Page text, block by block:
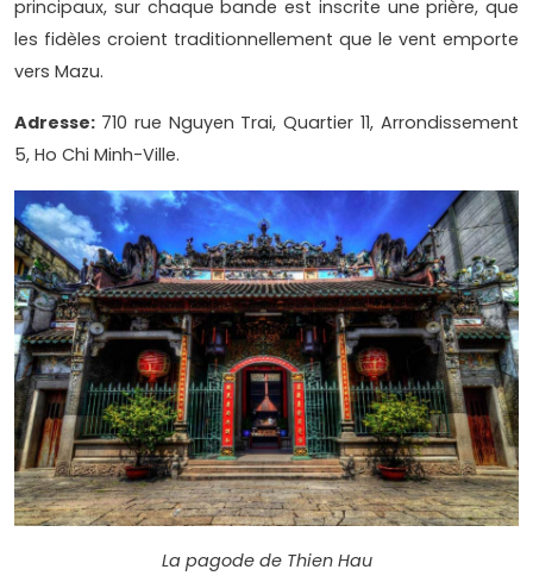
principaux, sur chaque bande est inscrite une prière, que
les fidèles croient traditionnellement que le vent emporte
vers Mazu.
Adresse: 710 rue Nguyen Trai, Quartier 11, Arrondissement
5, Ho Chi Minh-Ville.
La pagode de Thien Hau